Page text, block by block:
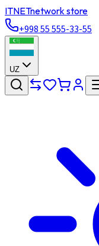
ITNETnetwork store
+998 55 555-33-55
UZ